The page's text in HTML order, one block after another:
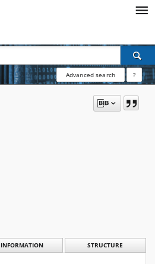
Advanced search ?
INFORMATION STRUCTURE